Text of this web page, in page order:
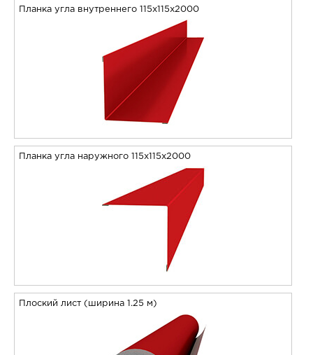
Планка угла внутреннего 115х115х2000
Планка угла наружного 115х115х2000
Плоский лист (ширина 1.25 м)